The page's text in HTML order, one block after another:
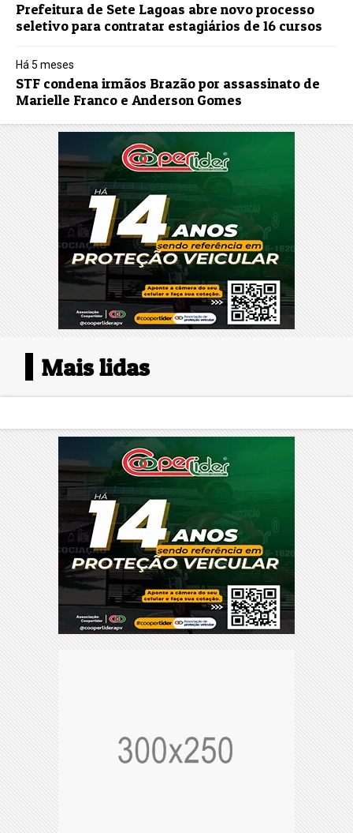
Prefeitura de Sete Lagoas abre novo processo
seletivo para contratar estagiários de 16 cursos
Há 5 meses
STF condena irmãos Brazão por assassinato de
Marielle Franco e Anderson Gomes
Mais lidas